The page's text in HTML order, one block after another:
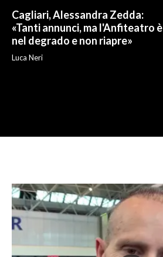
Cagliari, Alessandra Zedda:
«Tanti annunci, ma l'Anfiteatro è
nel degrado e non riapre»
Luca Neri